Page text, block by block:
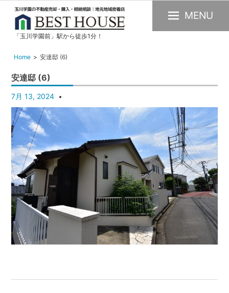
玉
川
園
の
不
動
購
入・
売
却・
賃
貸・
管
理
「玉川学園前」駅から徒歩1分！
MENU
Home 安達邸 (6)
安達邸 (6)
7月 13, 2024